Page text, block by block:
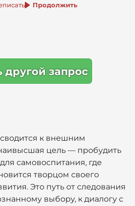
Продолжить
другой запрос
к внешним
цель — пробудить
самовоспитания, где
творцом своего
Это путь от следования
выбору, к диалогу с